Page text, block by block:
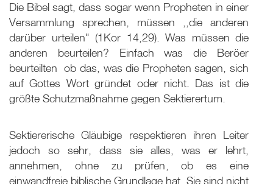
Die Bibel sagt, dass sogar wenn Propheten in einer
Versammlung sprechen, müssen ,,die anderen
darüber urteilen" (1Kor 14,29). Was müssen die
anderen beurteilen? Einfach was die Beröer
beurteilten ­ ob das, was die Propheten sagen, sich
auf Gottes Wort gründet oder nicht. Das ist die
größte Schutzmaßnahme gegen Sektierertum.
Sektiererische Gläubige respektieren ihren Leiter
jedoch so sehr, dass sie alles, was er lehrt,
annehmen, ohne zu prüfen, ob es eine
einwandfreie biblische Grundlage hat. Sie sind nicht